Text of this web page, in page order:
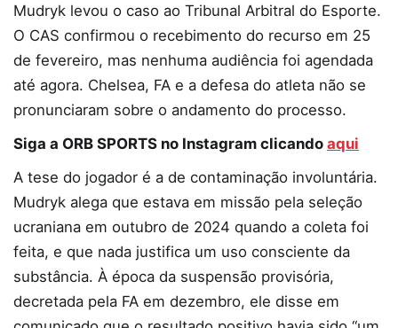
Mudryk levou o caso ao Tribunal Arbitral do Esporte.
O CAS confirmou o recebimento do recurso em 25
de fevereiro, mas nenhuma audiência foi agendada
até agora. Chelsea, FA e a defesa do atleta não se
pronunciaram sobre o andamento do processo.
Siga a ORB SPORTS no Instagram clicando aqui
A tese do jogador é a de contaminação involuntária.
Mudryk alega que estava em missão pela seleção
ucraniana em outubro de 2024 quando a coleta foi
feita, e que nada justifica um uso consciente da
substância. À época da suspensão provisória,
decretada pela FA em dezembro, ele disse em